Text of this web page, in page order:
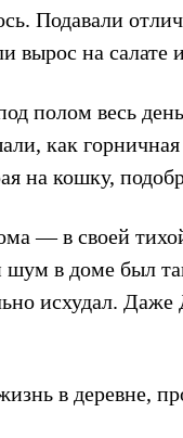
Подавали
вырос на салате
полом весь
как
на кошку,
— в своей
шум в доме был
исхудал.
в деревне,